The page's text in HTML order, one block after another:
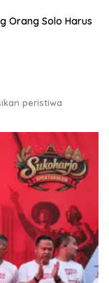
Orang Solo Harus
peristiwa